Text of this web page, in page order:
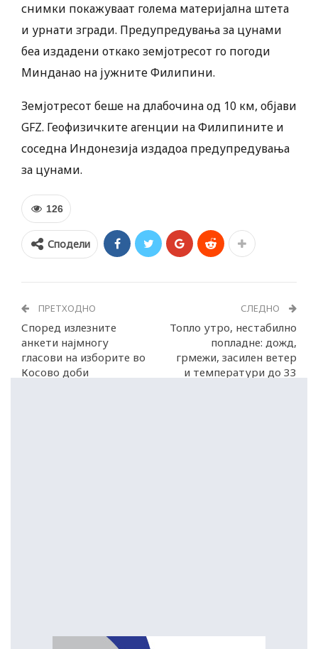
снимки покажуваат голема материјална штета
и урнати згради. Предупредувања за цунами
беа издадени откако земјотресот го погоди
Минданао на јужните Филипини.
Земјотресот беше на длабочина од 10 км, објави
GFZ. Геофизичките агенции на Филипините и
соседна Индонезија издадоа предупредувања
за цунами.
126
Сподели
ПРЕТХОДНО
Според излезните
анкети најмногу
гласови на изборите во
Косово доби
СЛЕДНО
Топло утро, нестабилно
попладне: дожд,
грмежи, засилен ветер
и температури до 33